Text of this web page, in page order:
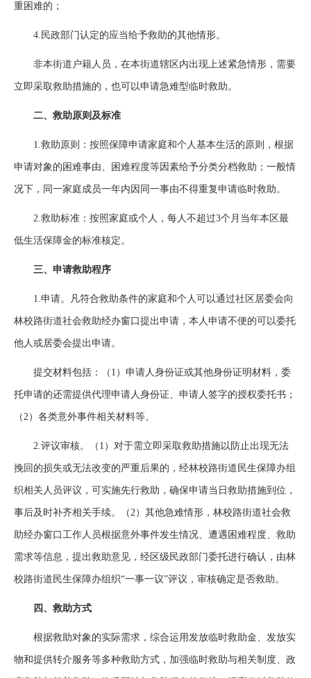
重困难的；
4.民政部门认定的应当给予救助的其他情形。
非本街道户籍人员，在本街道辖区内出现上述紧急情形，需要
立即采取救助措施的，也可以申请急难型临时救助。
二、救助原则及标准
1.救助原则：按照保障申请家庭和个人基本生活的原则，根据
申请对象的困难事由、困难程度等因素给予分类分档救助；一般情
况下，同一家庭成员一年内因同一事由不得重复申请临时救助。
2.救助标准：按照家庭或个人，每人不超过3个月当年本区最
低生活保障金的标准核定。
三、申请救助程序
1.申请。凡符合救助条件的家庭和个人可以通过社区居委会向
林校路街道社会救助经办窗口提出申请，本人申请不便的可以委托
他人或居委会提出申请。
提交材料包括：（1）申请人身份证或其他身份证明材料，委
托申请的还需提供代理申请人身份证、申请人签字的授权委托书；
（2）各类意外事件相关材料等。
2.评议审核。（1）对于需立即采取救助措施以防止出现无法
挽回的损失或无法改变的严重后果的，经林校路街道民生保障办组
织相关人员评议，可实施先行救助，确保申请当日救助措施到位，
事后及时补齐相关手续。（2）其他急难情形，林校路街道社会救
助经办窗口工作人员根据意外事件发生情况、遭遇困难程度、救助
需求等信息，提出救助意见，经区级民政部门委托进行确认，由林
校路街道民生保障办组织“一事一议”评议，审核确定是否救助。
四、救助方式
根据救助对象的实际需求，综合运用发放临时救助金、发放实
物和提供转介服务等多种救助方式，加强临时救助与相关制度、政